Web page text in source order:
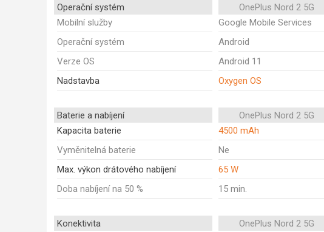
Operační systém OnePlus Nord 2 5G
Mobilní služby
Google Mobile Services
Operační systém
Android
Verze OS
Android 11
Nadstavba
Oxygen OS
Baterie a nabíjení OnePlus Nord 2 5G
Kapacita baterie
4500 mAh
Vyměnitelná baterie
Ne
Max. výkon drátového nabíjení
65 W
Doba nabíjení na 50 %
15 min.
Konektivita OnePlus Nord 2 5G